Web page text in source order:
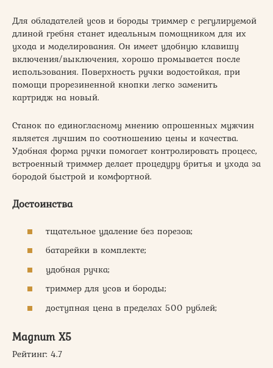
Для обладателей усов и бороды триммер с регулируемой
длиной гребня станет идеальным помощником для их
ухода и моделирования. Он имеет удобную клавишу
включения/выключения, хорошо промывается после
использования. Поверхность ручки водостойкая, при
помощи прорезиненной кнопки легко заменить
картридж на новый.
Станок по единогласному мнению опрошенных мужчин
является лучшим по соотношению цены и качества.
Удобная форма ручки помогает контролировать процесс,
встроенный триммер делает процедуру бритья и ухода за
бородой быстрой и комфортной.
Достоинства
тщательное удаление без порезов;
батарейки в комплекте;
удобная ручка;
триммер для усов и бороды;
доступная цена в пределах 500 рублей;
Magnum X5
Рейтинг: 4.7